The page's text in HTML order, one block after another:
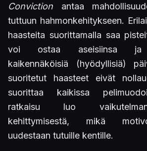
Conviction antaa
tuttuun hahmonkehitykseen.
haasteita suorittamalla saa
voi ostaa aseisiinsa ja
kaikennäköisiä (hyödyllisiä)
suoritetut haasteet eivät
suorittaa kaikissa
ratkaisu luo
kehittymisestä, mikä
uudestaan tutuille kentille.